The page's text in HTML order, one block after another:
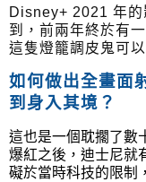
Disney+ 2021 年的
到，前兩年終於有
這隻燈籠調皮鬼可
如何做出全畫面
到身入其境？
這也是一個耽擱了數
爆紅之後，迪士尼就
礙於當時科技的限制